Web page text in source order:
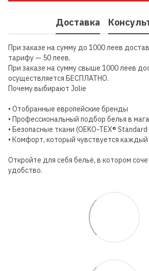
Доставка
При заказе на сумму до 1000 леев
тарифу — 50 леев.
При заказе на сумму свыше 1000 леев
осуществляется БЕСПЛАТНО.
Почему выбирают Jolie
• Отобранные европейские бренды
• Профессиональный подбор белья в
• Безопасные ткани (OEKO-TEX®
• Комфорт, который чувствуется
Откройте для себя бельё, в котором
удобство.